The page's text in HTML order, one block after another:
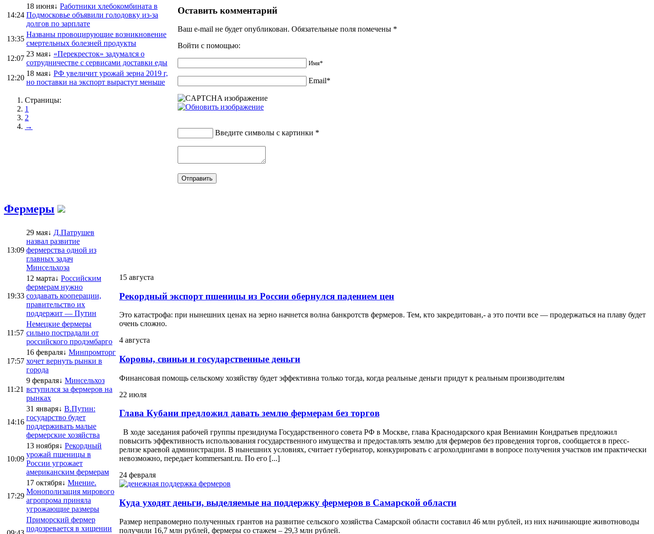
14:24
18 июня↓ Работники хлебокомбината в
Подмосковье объявили голодовку из-за
долгов по зарплате
13:35
Названы провоцирующие возникновение
смертельных болезней продукты
12:07
23 мая↓ «Перекресток» задумался о
сотрудничестве с сервисами доставки еды
12:20
18 мая↓ РФ увеличит урожай зерна 2019 г,
но поставки на экспорт вырастут меньше
Страницы:
1
2
→
Оставить комментарий
Ваш e-mail не будет опубликован. Обязательные поля помечены *
Войти с помощью:
Имя*
Email*
Введите символы с картинки *
Фермеры
13:09
29 мая↓ Д.Патрушев
назвал развитие
фермерства одной из
главных задач
Минсельхоза
19:33
12 марта↓ Российским
фермерам нужно
создавать кооперации,
правительство их
поддержит — Путин
11:57
Немецкие фермеры
сильно пострадали от
российского продэмбарго
17:57
16 февраля↓ Минпромторг
хочет вернуть рынки в
города
11:21
9 февраля↓ Минсельхоз
вступился за фермеров на
рынках
14:16
31 января↓ В.Путин:
государство будет
поддерживать малые
фермерские хозяйства
10:09
13 ноября↓ Рекордный
урожай пшеницы в
России угрожает
американским фермерам
17:29
17 октября↓ Мнение.
Монополизация мирового
агропрома приняла
угрожающие размеры
Приморский фермер
подозревается в хищении
15 августа
Рекордный экспорт пшеницы из России обернулся падением цен
Это катастрофа: при нынешних ценах на зерно начнется волна банкротств фермеров. Тем, кто закредитован,- а это почти все — продержаться на плаву будет
очень сложно.
4 августа
Коровы, свиньи и государственные деньги
Финансовая помощь сельскому хозяйству будет эффективна только тогда, когда реальные деньги придут к реальным производителям
22 июля
Глава Кубани предложил давать землю фермерам без торгов
В ходе заседания рабочей группы президиума Государственного совета РФ в Москве, глава Краснодарского края Вениамин Кондратьев предложил
повысить эффективность использования государственного имущества и предоставлять землю для фермеров без проведения торгов, сообщается в пресс-
релизе краевой администрации. В нынешних условиях, считает губернатор, конкурировать с агрохолдингами в вопросе получения участков им практически
невозможно, передает kommersant.ru. По его [...]
24 февраля
Куда уходят деньги, выделяемые на поддержку фермеров в Самарской области
Размер неправомерно полученных грантов на развитие сельского хозяйства Самарской области составил 46 млн рублей, из них начинающие животноводы
получили 16,7 млн рублей, фермеры со стажем – 29,3 млн рублей.